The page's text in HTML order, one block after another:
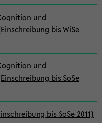
und
bis WiSe
und
bis SoSe
bis SoSe 2011)